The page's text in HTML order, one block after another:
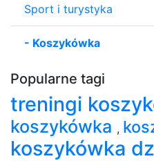
Sport i turystyka
- Koszykówka
Popularne tagi
treningi
koszykówka ,
koszykówka